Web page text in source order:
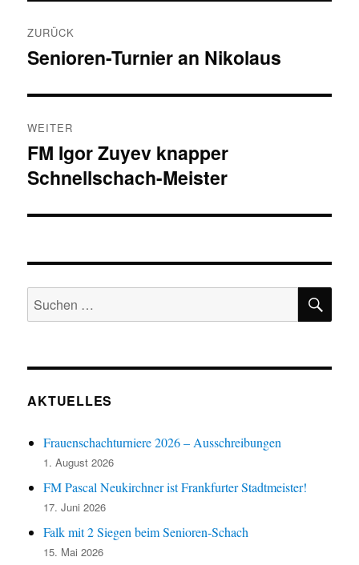
ZURÜCK
Vorheriger
Senioren-Turnier an Nikolaus
WEITER
Nächster
Beitrag:
FM Igor Zuyev knapper
Schnellschach-Meister
Suchen
nach:
AKTUELLES
Frauenschachturniere 2026 – Ausschreibungen
1. August 2026
FM Pascal Neukirchner ist Frankfurter Stadtmeister!
17. Juni 2026
Falk mit 2 Siegen beim Senioren-Schach
15. Mai 2026